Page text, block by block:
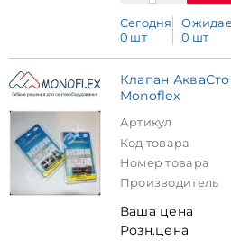
Сегодня
0 шт
0 шт
Клапан
Monoflex
Артикул
Код товара
Номер товара
Производитель
Ваша цена
Розн.цена